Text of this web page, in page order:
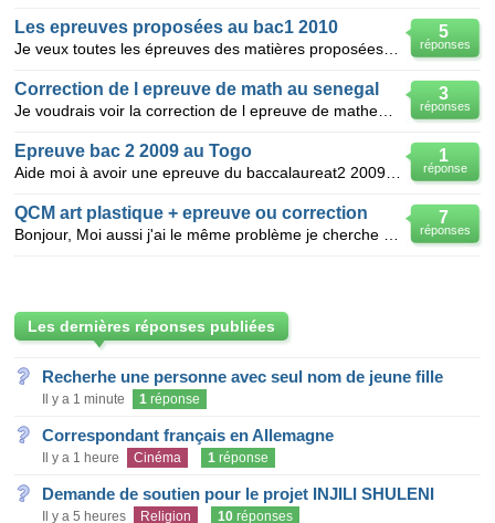
5
réponses
Les epreuves proposées au bac1 2010
3
réponses
Correction de l epreuve de math au senegal
1
réponse
Epreuve bac 2 2009 au Togo
7
réponses
QCM art plastique + epreuve ou correction
Les dernières réponses publiées
Recherhe une personne avec seul nom de jeune fille
Il y a 1 minute 1 réponse
Correspondant français en Allemagne
Il y a 1 heure Cinéma 1 réponse
Demande de soutien pour le projet INJILI SHULENI
Il y a 5 heures Religion 10 réponses